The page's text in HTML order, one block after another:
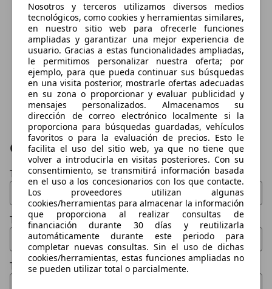
Contactar
Tu nombre
Tu email
Tu teléfono (opcional)
Nosotros y terceros utilizamos diversos medios
tecnológicos, como cookies y herramientas similares,
en nuestro sitio web para ofrecerle funciones
ampliadas y garantizar una mejor experiencia de
usuario. Gracias a estas funcionalidades ampliadas,
le permitimos personalizar nuestra oferta; por
ejemplo, para que pueda continuar sus búsquedas
en una visita posterior, mostrarle ofertas adecuadas
en su zona o proporcionar y evaluar publicidad y
mensajes personalizados. Almacenamos su
dirección de correo electrónico localmente si la
proporciona para búsquedas guardadas, vehículos
favoritos o para la evaluación de precios. Esto le
facilita el uso del sitio web, ya que no tiene que
volver a introducirla en visitas posteriores. Con su
consentimiento, se transmitirá información basada
en el uso a los concesionarios con los que contacte.
Los proveedores utilizan algunas
cookies/herramientas para almacenar la información
que proporciona al realizar consultas de
financiación durante 30 días y reutilizarla
automáticamente durante este periodo para
completar nuevas consultas. Sin el uso de dichas
cookies/herramientas, estas funciones ampliadas no
se pueden utilizar total o parcialmente.